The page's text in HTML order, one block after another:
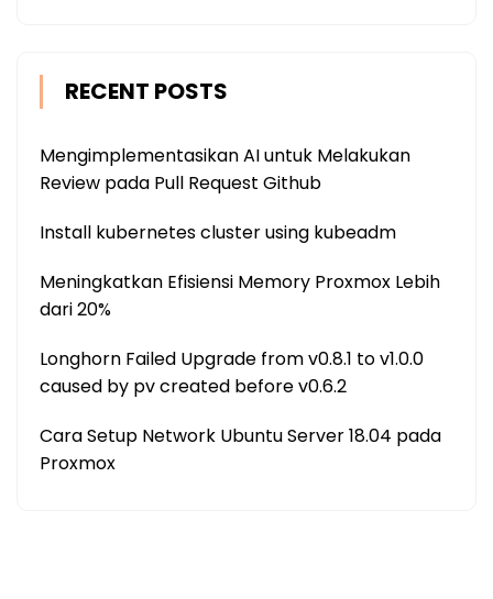
RECENT POSTS
Mengimplementasikan AI untuk Melakukan
Review pada Pull Request Github
Install kubernetes cluster using kubeadm
Meningkatkan Efisiensi Memory Proxmox Lebih
dari 20%
Longhorn Failed Upgrade from v0.8.1 to v1.0.0
caused by pv created before v0.6.2
Cara Setup Network Ubuntu Server 18.04 pada
Proxmox